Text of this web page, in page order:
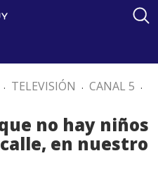
. TELEVISIÓN . CANAL 5 .
no hay niños
en nuestro